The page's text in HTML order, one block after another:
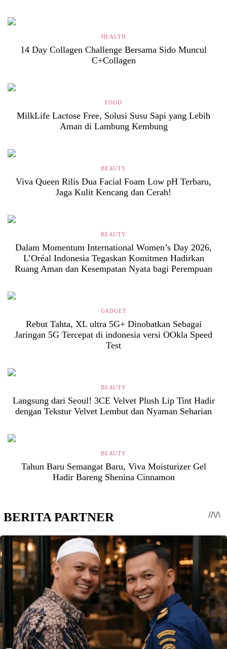
HEALTH
14 Day Collagen Challenge Bersama Sido Muncul
C+Collagen
FOOD
MilkLife Lactose Free, Solusi Susu Sapi yang Lebih
Aman di Lambung Kembung
BEAUTY
Viva Queen Rilis Dua Facial Foam Low pH Terbaru,
Jaga Kulit Kencang dan Cerah!
BEAUTY
Dalam Momentum International Women’s Day 2026,
L’Oréal Indonesia Tegaskan Komitmen Hadirkan
Ruang Aman dan Kesempatan Nyata bagi Perempuan
GADGET
Rebut Tahta, XL ultra 5G+ Dinobatkan Sebagai
Jaringan 5G Tercepat di indonesia versi OOkla Speed
Test
BEAUTY
Langsung dari Seoul! 3CE Velvet Plush Lip Tint Hadir
dengan Tekstur Velvet Lembut dan Nyaman Seharian
BEAUTY
Tahun Baru Semangat Baru, Viva Moisturizer Gel
Hadir Bareng Shenina Cinnamon